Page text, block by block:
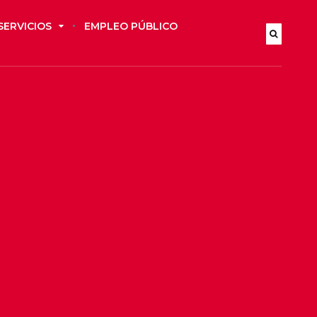
EMPLEO PÚBLICO